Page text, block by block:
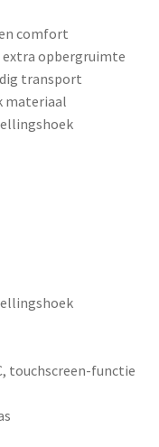
comfort
opbergruimte
transport
materiaal
touchscreen-functie